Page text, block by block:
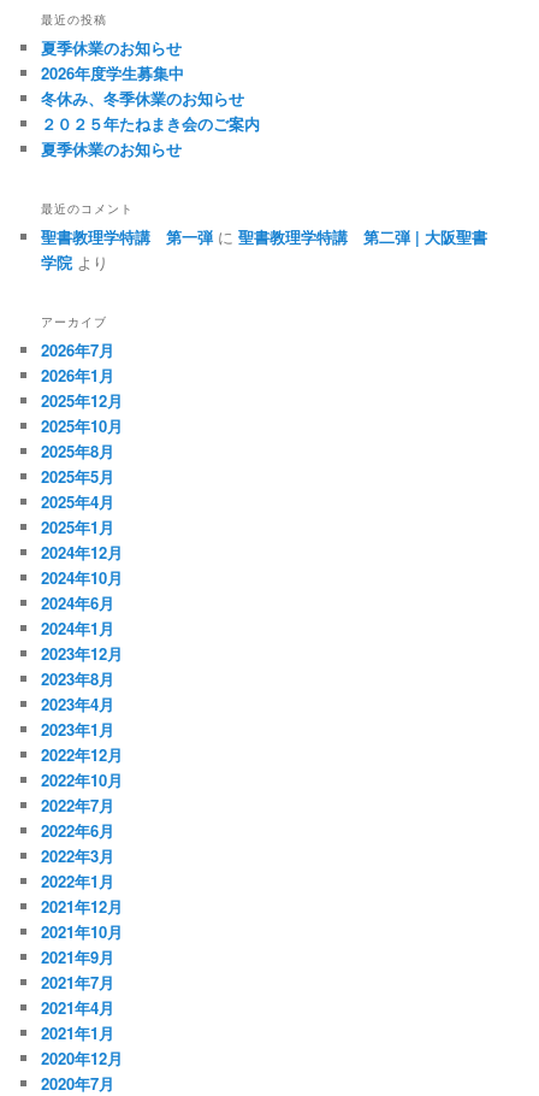
最近の投稿
夏季休業のお知らせ
2026年度学生募集中
冬休み、冬季休業のお知らせ
２０２５年たねまき会のご案内
夏季休業のお知らせ
最近のコメント
聖書教理学特講 第一弾 に聖書教理学特講 第二弾 | 大阪聖書
学院 より
アーカイブ
2026年7月
2026年1月
2025年12月
2025年10月
2025年8月
2025年5月
2025年4月
2025年1月
2024年12月
2024年10月
2024年6月
2024年1月
2023年12月
2023年8月
2023年4月
2023年1月
2022年12月
2022年10月
2022年7月
2022年6月
2022年3月
2022年1月
2021年12月
2021年10月
2021年9月
2021年7月
2021年4月
2021年1月
2020年12月
2020年7月